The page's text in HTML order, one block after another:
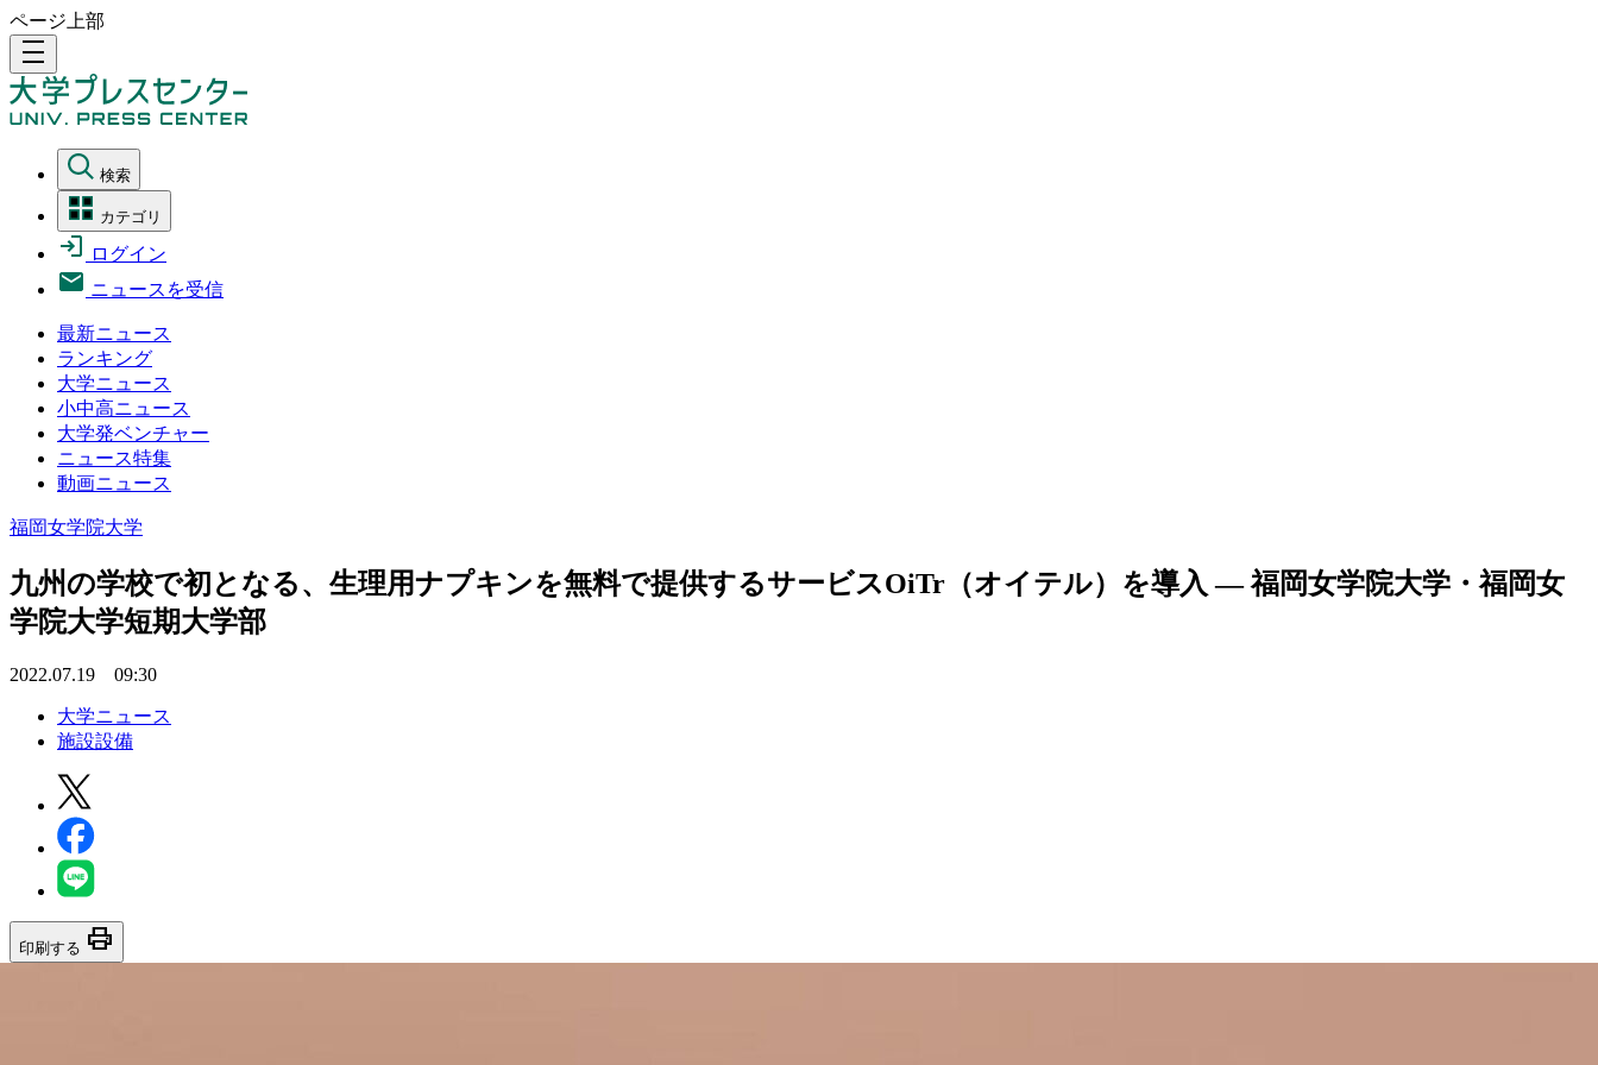
ページ上部
density_medium
検索
カテゴリ
ログイン
ニュースを受信
最新ニュース
ランキング
大学ニュース
小中高ニュース
大学発ベンチャー
ニュース特集
動画ニュース
福岡女学院大学
九州の学校で初となる、生理用ナプキンを無料で提供するサービスOiTr（オイテル）を導入 — 福岡女学院大学・福岡女
学院大学短期大学部
2022.07.19 09:30
大学ニュース
施設設備
印刷する print